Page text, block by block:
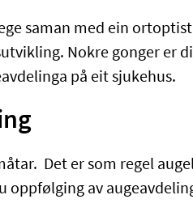
saman med ein
Nokre gonger er
på eit sjukehus.
Det er som regel
av